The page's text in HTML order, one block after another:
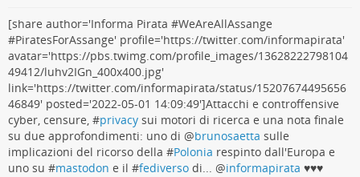
[share author='Informa Pirata #WeAreAllAssange
#PiratesForAssange' profile='https://twitter.com/informapirata'
avatar='https://pbs.twimg.com/profile_images/13628222798104
49412/luhv2IGn_400x400.jpg'
link='https://twitter.com/informapirata/status/15207674495656
46849' posted='2022-05-01 14:09:49']Attacchi e controffensive
cyber, censure, #privacy sui motori di ricerca e una nota finale
su due approfondimenti: uno di @brunosaetta sulle
implicazioni del ricorso della #Polonia respinto dall'Europa e
uno su #mastodon e il #fediverso di... @informapirata ♥️♥️♥️